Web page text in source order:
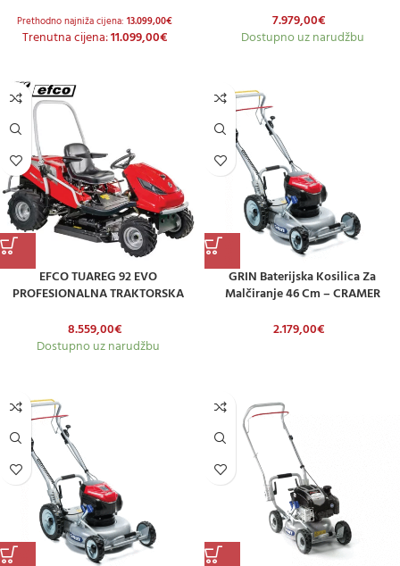
Prethodno najniža cijena: 13.099,00€
Trenutna cijena:11.099,00€
7.979,00€
Dostupno uz narudžbu
EFCO TUAREG 92 EVO
PROFESIONALNA TRAKTORSKA
8.559,00€
Dostupno uz narudžbu
GRIN Baterijska Kosilica Za
Malčiranje 46 Cm – CRAMER
2.179,00€